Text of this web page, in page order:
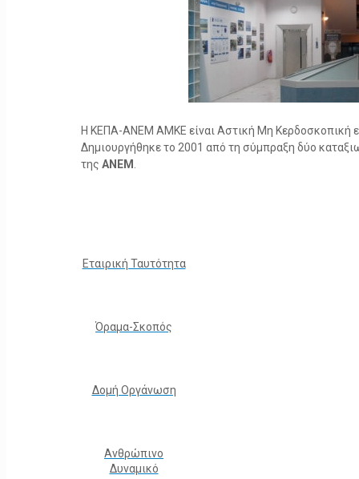
Η ΚΕΠΑ-ΑΝΕΜ ΑΜΚΕ είναι Αστική Μη Κερδοσκοπική
Δημιουργήθηκε το 2001 από τη σύμπραξη δύο
της ΑΝΕΜ
Εταιρική Ταυτότητα
Όραμα-Σκοπός
Δομή Οργάνωση
Ανθρώπινο
Δυναμικό